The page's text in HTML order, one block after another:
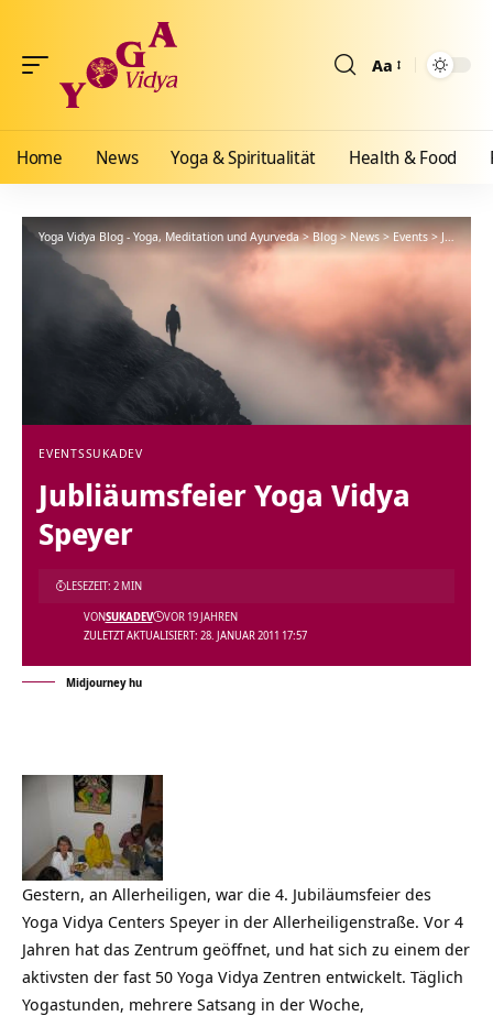
Aa
Home News Yoga & Spiritualität Health & Food
Yoga Vidya Blog - Yoga, Meditation und Ayurveda>Blog>News>Events>Jubliäumsfeier Yoga Vidya Speyer
EVENTSSUKADEV
Jubliäumsfeier Yoga Vidya
Speyer
ZULETZT AKTUALISIERT: 28. JANUAR 2011 17:57
VONSUKADEV VOR 19 JAHREN
LESEZEIT: 2 MIN
Midjourney hu
Gestern, an Allerheiligen, war die 4. Jubiläumsfeier des
Yoga Vidya Centers Speyer in der Allerheiligenstraße. Vor 4
Jahren hat das Zentrum geöffnet, und hat sich zu einem der
aktivsten der fast 50 Yoga Vidya Zentren entwickelt. Täglich
Yogastunden, mehrere Satsang in der Woche,